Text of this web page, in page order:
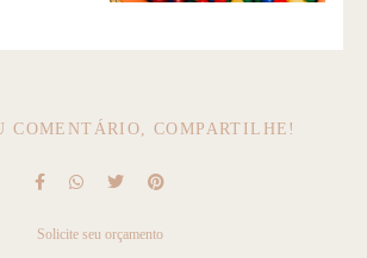
COMENTÁRIO, COMPARTILHE!
Solicite seu orçamento